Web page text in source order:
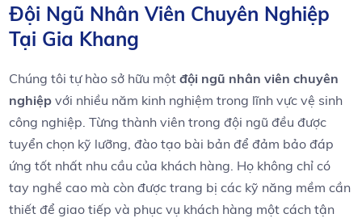
Đội Ngũ Nhân Viên Chuyên Nghiệp
Tại Gia Khang
Chúng tôi tự ​hào‌ sở hữu mộtđội ngũ nhân viên ‍chuyên
nghiệp với nhiều năm‍ kinh nghiệm trong⁢ lĩnh⁢ vực vệ ​sinh⁤
công ⁣nghiệp. Từng thành ⁤viên ⁢trong đội ngũ​ đều được
tuyển chọn ⁤kỹ lưỡng, ‌đào tạo bài bản để đảm bảo đáp
ứng tốt nhất nhu⁢ cầu của​ khách hàng. Họ ⁢không chỉ có
tay nghề cao mà còn ‍được trang bị ‌các kỹ năng ⁣mềm cần‌
thiết để giao tiếp và phục ​vụ khách hàng một cách ‌tận